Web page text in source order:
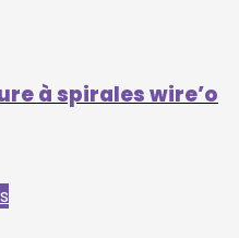
à spirales wire’o